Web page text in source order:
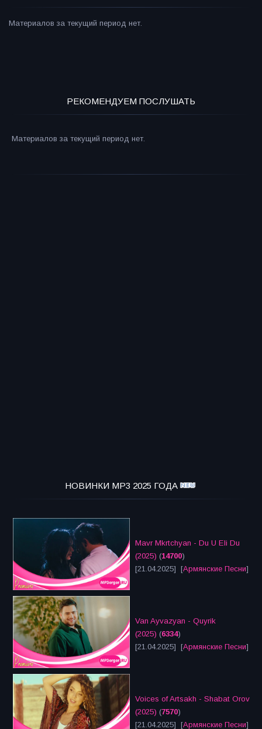
Материалов за текущий период нет.
РЕКОМЕНДУЕМ ПОСЛУШАТЬ
Материалов за текущий период нет.
НОВИНКИ MP3 2025 ГОДА
Mavr Mkrtchyan - Du U Eli Du
(2025) (14700)
[21.04.2025] [Армянские Песни]
Van Ayvazyan - Quyrik
(2025) (6334)
[21.04.2025] [Армянские Песни]
Voices of Artsakh - Shabat Orov
(2025) (7570)
[21.04.2025] [Армянские Песни]